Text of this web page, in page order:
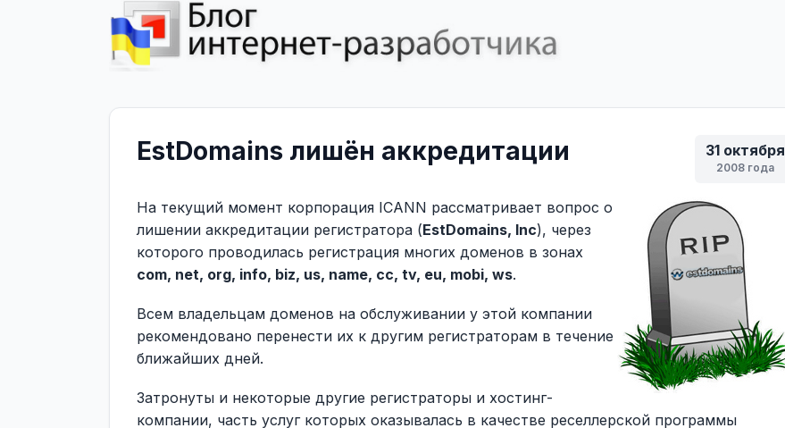
31 октября
2008 года
EstDomains лишён аккредитации
На текущий момент корпорация ICANN рассматривает вопрос о
лишении аккредитации регистратора (EstDomains, Inc), через
которого проводилась регистрация многих доменов в зонах
com, net, org, info, biz, us, name, cc, tv, eu, mobi, ws.
Всем владельцам доменов на обслуживании у этой компании
рекомендовано перенести их к другим регистраторам в течение
ближайших дней.
Затронуты и некоторые другие регистраторы и хостинг-
компании, часть услуг которых оказывалась в качестве реселлерской программы